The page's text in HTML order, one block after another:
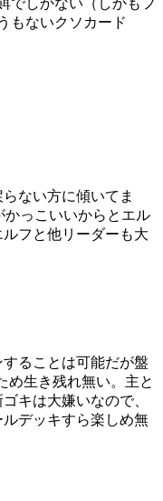
もないクソカード
ない方に傾いてま
っこいいからとエル
フと他リーダーも大
ることは可能だが盤
め生き残れ無い。主と
キは大嫌いなので、
デッキすら楽しめ無